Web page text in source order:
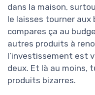
dans la maison,
le laisses tourner aux
compares ça au
autres produits à
l’investissement est
deux. Et là au moins,
produits bizarres.